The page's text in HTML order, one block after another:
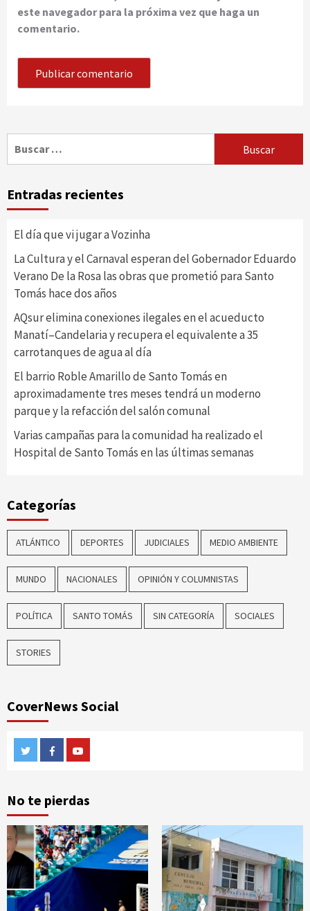
este navegador para la próxima vez que haga un
comentario.
Entradas recientes
El día que vi jugar a Vozinha
La Cultura y el Carnaval esperan del Gobernador Eduardo
Verano De la Rosa las obras que prometió para Santo
Tomás hace dos años
AQsur elimina conexiones ilegales en el acueducto
Manatí–Candelaria y recupera el equivalente a 35
carrotanques de agua al día
El barrio Roble Amarillo de Santo Tomás en
aproximadamente tres meses tendrá un moderno
parque y la refacción del salón comunal
Varias campañas para la comunidad ha realizado el
Hospital de Santo Tomás en las últimas semanas
Categorías
ATLÁNTICO DEPORTES JUDICIALES MEDIO AMBIENTE
MUNDO NACIONALES OPINIÓN Y COLUMNISTAS
POLÍTICA SANTO TOMÁS SIN CATEGORÍA SOCIALES
STORIES
CoverNews Social
TwitterFacebook
No te pierdas